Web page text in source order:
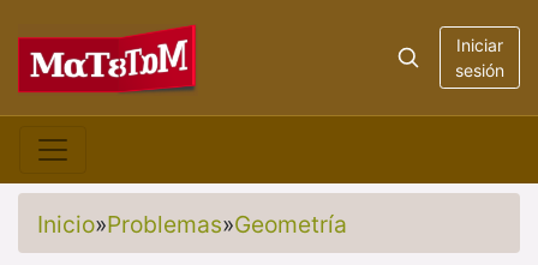
Iniciar
sesión
Inicio»Problemas»Geometría